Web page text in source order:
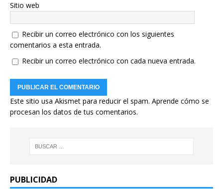
Sitio web
Recibir un correo electrónico con los siguientes
comentarios a esta entrada.
Recibir un correo electrónico con cada nueva entrada.
Este sitio usa Akismet para reducir el spam. Aprende cómo se
procesan los datos de tus comentarios.
PUBLICIDAD